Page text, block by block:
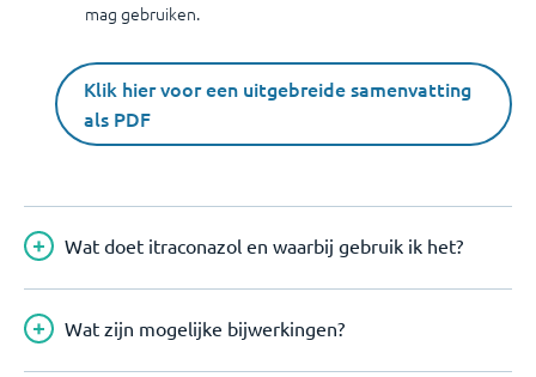
mag gebruiken.
Klik hier voor een uitgebreide samenvatting
als PDF
Wat doet itraconazol en waarbij gebruik ik het?
Wat zijn mogelijke bijwerkingen?